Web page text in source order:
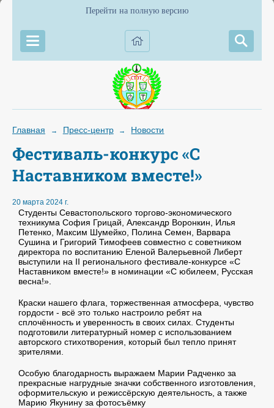
Перейти на полную версию
Главная → Пресс-центр → Новости
Фестиваль-конкурс «С
Наставником вместе!»
20 марта 2024 г.
Студенты Севастопольского торгово-экономического
техникума София Грицай, Александр Воронкин, Илья
Петенко, Максим Шумейко, Полина Семен, Варвара
Сушина и Григорий Тимофеев совместно с советником
директора по воспитанию Еленой Валерьевной Либерт
выступили на II регионального фестивале-конкурсе «С
Наставником вместе!» в номинации «С юбилеем, Русская
весна!».
Краски нашего флага, торжественная атмосфера, чувство
гордости - всё это только настроило ребят на
сплочённость и уверенность в своих силах. Студенты
подготовили литературный номер с использованием
авторского стихотворения, который был тепло принят
зрителями.
Особую благодарность выражаем Марии Радченко за
прекрасные нагрудные значки собственного изготовления,
оформительскую и режиссёрскую деятельность, а также
Марию Якунину за фотосъёмку